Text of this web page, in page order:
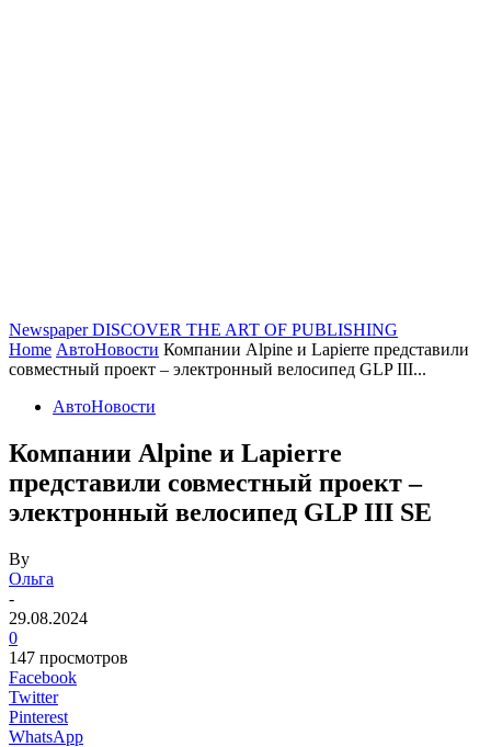
Newspaper DISCOVER THE ART OF PUBLISHING
Home АвтоНовости Компании Alpine и Lapierre представили
совместный проект – электронный велосипед GLP III...
АвтоНовости
Компании Alpine и Lapierre
представили совместный проект –
электронный велосипед GLP III SE
By
Ольга
-
29.08.2024
0
147 просмотров
Facebook
Twitter
Pinterest
WhatsApp